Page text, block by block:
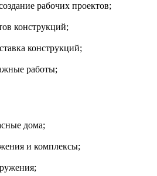
рабочих проектов;
конструкций;
конструкций;
работы;
дома;
и комплексы;